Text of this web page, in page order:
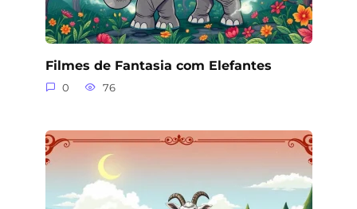
Filmes de Fantasia com Elefantes
0 76